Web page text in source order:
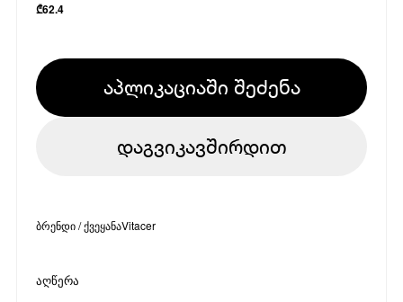
₾62.4
აპლიკაციაში შეძენა
დაგვიკავშირდით
ბრენდი / ქვეყანაVitacer
აღწერა